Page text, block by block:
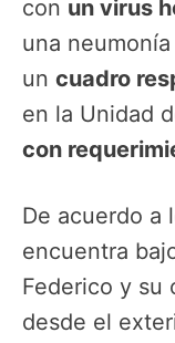
con un virus
una
un cuadro
en la Unidad
con
De acuerdo a
encuentra
Federico y su
desde el